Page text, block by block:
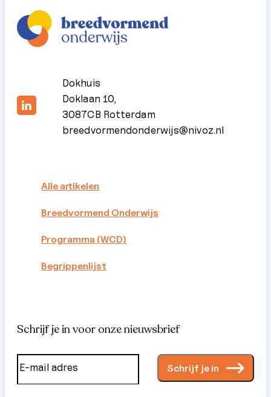
Dokhuis
Doklaan 10,
3087CB Rotterdam
breedvormendonderwijs@nivoz.nl
Alle artikelen
Breedvormend Onderwijs
Programma (WCD)
Begrippenlijst
Schrijf je in voor onze nieuwsbrief
Schrijf je in